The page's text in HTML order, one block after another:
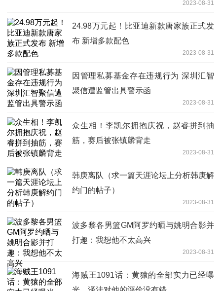
2023-08-31
24.98万元起！比亚迪新款唐家族正式发
布 新增多款配色
2023-08-31
因管理私募基金存在违规行为 深圳汇智
聚信遭监管出具警示函
2023-08-31
众生相！李凯尔拥抱庆祝，赵睿拼到抽
筋，赛后被张镇麟背走
2023-08-31
韩庚离队（求一篇天涯论坛上分析韩庚解
约门的帖子）
2023-08-31
波多黎各男篮GM阿罗约晒与姚明合影并
打趣：我想他不太高兴
2023-08-31
海贼王1091话：黄猿的全部实力已经曝